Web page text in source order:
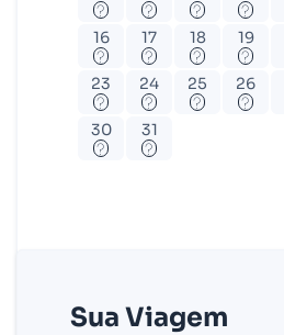
?
?
?
?
16
?
17
?
18
?
19
?
23
?
24
?
25
?
26
?
30
?
31
?
Sua Viagem